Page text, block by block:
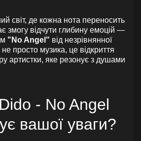
світ, де кожна нота переносить
змогу відчути глибину емоцій —
"No Angel" від незрівнянної
просто музика, це відкриття
артистки, яке резонує з душами
- No Angel
вашої уваги?